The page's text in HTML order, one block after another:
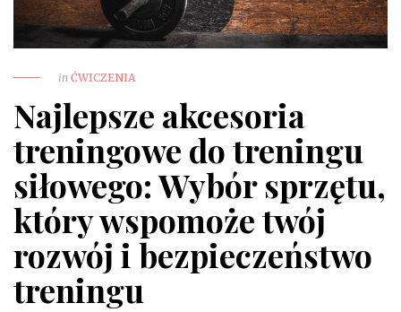
in ĆWICZENIA
Najlepsze akcesoria
treningowe do treningu
siłowego: Wybór sprzętu,
który wspomoże twój
rozwój i bezpieczeństwo
treningu